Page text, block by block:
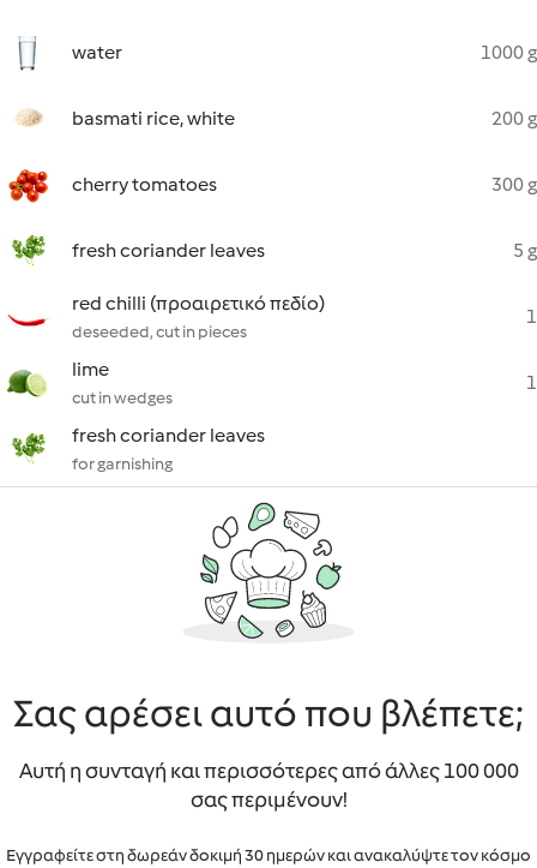
water 1000 g
basmati rice, white 200 g
cherry tomatoes 300 g
fresh coriander leaves 5 g
red chilli (προαιρετικό πεδίο)
deseeded, cut in pieces
1
lime
cut in wedges
1
fresh coriander leaves
for garnishing
Σας αρέσει αυτό που βλέπετε;
Αυτή η συνταγή και περισσότερες από άλλες 100 000
σας περιμένουν!
Εγγραφείτε στη δωρεάν δοκιμή 30 ημερών και ανακαλύψτε τον κόσμο